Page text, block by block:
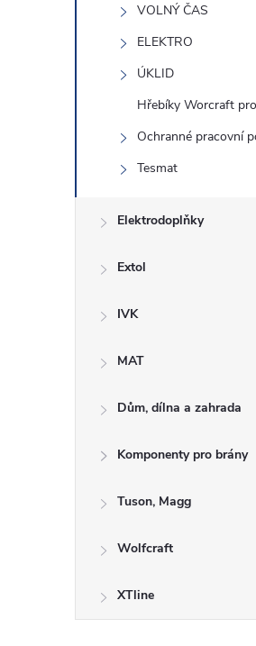
VOLNÝ ČAS
ELEKTRO
ÚKLID
Hřebíky Worcraft
Ochranné pracovní
Tesmat
Elektrodoplňky
Extol
IVK
MAT
Dům, dílna a zahrada
Komponenty pro brány
Tuson, Magg
Wolfcraft
XTline